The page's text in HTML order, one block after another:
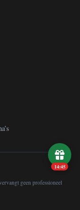
geen professioneel
14:44